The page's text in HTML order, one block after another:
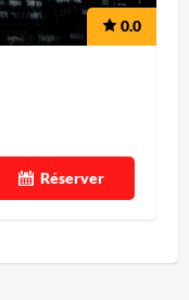
0.0
Réserver